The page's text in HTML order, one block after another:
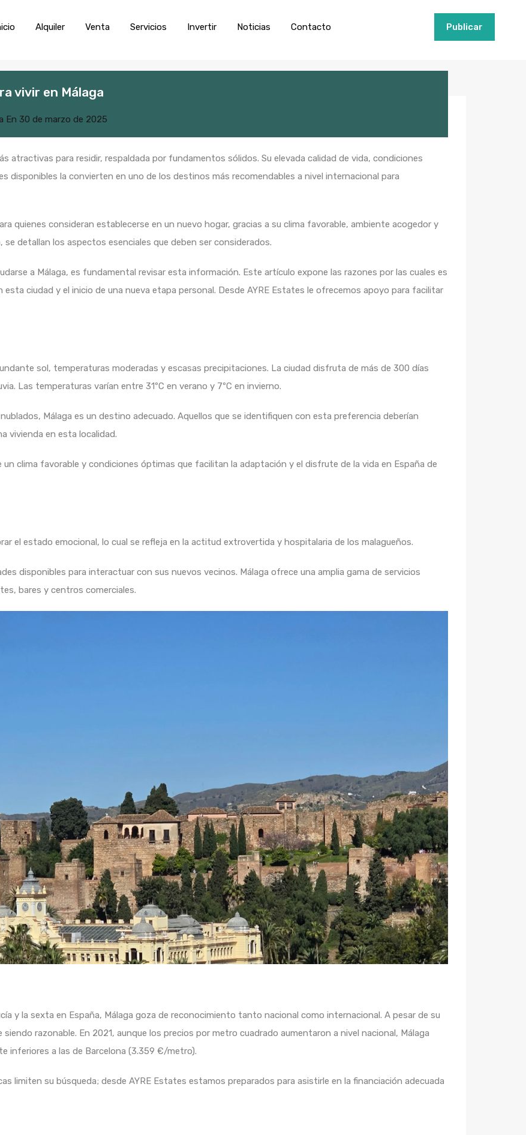
Inicio Alquiler Venta Servicios Invertir Publicar
Alquiler Venta Servicios Invertir Noticias Contacto Publicar
vivir en Málaga
En 30 de marzo de 2025
atractivas para residir, respaldada por fundamentos sólidos. Su elevada calidad de vida, condiciones
disponibles la convierten en uno de los destinos más recomendables a nivel internacional para
quienes consideran establecerse en un nuevo hogar, gracias a su clima favorable, ambiente acogedor y
detallan los aspectos esenciales que deben ser considerados.
a Málaga, es fundamental revisar esta información. Este artículo expone las razones por las cuales es
ciudad y el inicio de una nueva etapa personal. Desde AYRE Estates le ofrecemos apoyo para facilitar
sol, temperaturas moderadas y escasas precipitaciones. La ciudad disfruta de más de 300 días
Las temperaturas varían entre 31ºC en verano y 7ºC en invierno.
Málaga es un destino adecuado. Aquellos que se identifiquen con esta preferencia deberían
vivienda en esta localidad.
clima favorable y condiciones óptimas que facilitan la adaptación y el disfrute de la vida en España de
el estado emocional, lo cual se refleja en la actitud extrovertida y hospitalaria de los malagueños.
disponibles para interactuar con sus nuevos vecinos. Málaga ofrece una amplia gama de servicios
bares y centros comerciales.
y la sexta en España, Málaga goza de reconocimiento tanto nacional como internacional. A pesar de su
razonable. En 2021, aunque los precios por metro cuadrado aumentaron a nivel nacional, Málaga
inferiores a las de Barcelona (3.359 €/metro).
limiten su búsqueda; desde AYRE Estates estamos preparados para asistirle en la financiación adecuada